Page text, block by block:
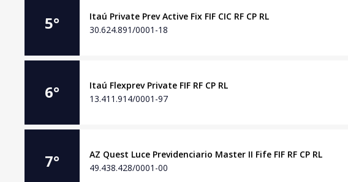
5°
Itaú Private Prev Active Fix FIF CIC RF CP RL
30.624.891/0001-18
6°
Itaú Flexprev Private FIF RF CP RL
13.411.914/0001-97
7°
AZ Quest Luce Previdenciario Master II Fife FIF RF CP RL
49.438.428/0001-00